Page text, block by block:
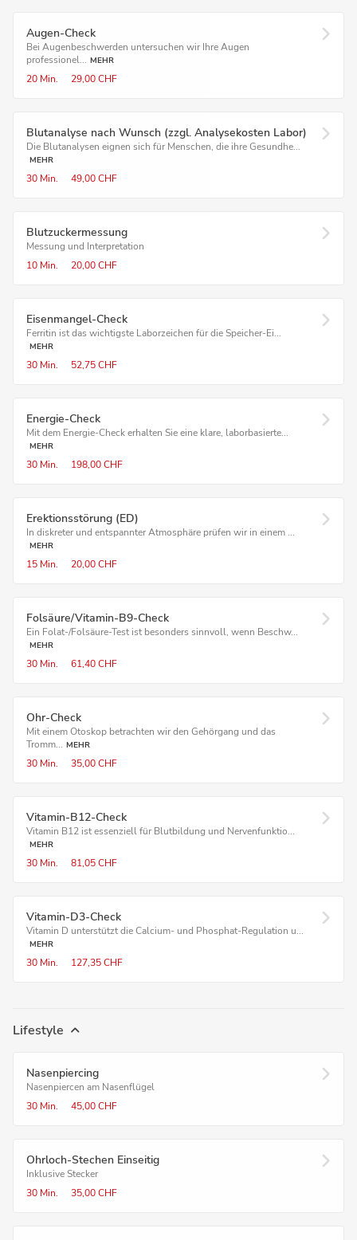
Augen-Check
Bei Augenbeschwerden untersuchen wir Ihre Augen
professionel... MEHR
20 Min. 29,00 CHF
Blutanalyse nach Wunsch (zzgl. Analysekosten Labor)
Die Blutanalysen eignen sich für Menschen, die ihre Gesundhe...
MEHR
30 Min. 49,00 CHF
Blutzuckermessung
Messung und Interpretation
10 Min.
20,00 CHF
Eisenmangel-Check
Ferritin ist das wichtigste Laborzeichen für die Speicher-Ei...
MEHR
30 Min. 52,75 CHF
Energie-Check
Mit dem Energie-Check erhalten Sie eine klare, laborbasierte...
MEHR
30 Min. 198,00 CHF
Erektionsstörung (ED)
In diskreter und entspannter Atmosphäre prüfen wir in einem ...
MEHR
15 Min. 20,00 CHF
Folsäure/Vitamin-B9-Check
Ein Folat-/Folsäure-Test ist besonders sinnvoll, wenn Beschw...
MEHR
30 Min. 61,40 CHF
Ohr-Check
Mit einem Otoskop betrachten wir den Gehörgang und das
Tromm... MEHR
30 Min. 35,00 CHF
Vitamin-B12-Check
Vitamin B12 ist essenziell für Blutbildung und Nervenfunktio...
MEHR
30 Min. 81,05 CHF
Vitamin-D3-Check
Vitamin D unterstützt die Calcium- und Phosphat-Regulation u...
MEHR
30 Min. 127,35 CHF
Lifestyle
Nasenpiercing
Nasenpiercen am Nasenflügel
30 Min.
45,00 CHF
Ohrloch-Stechen Einseitig
Inklusive Stecker
30 Min.
35,00 CHF